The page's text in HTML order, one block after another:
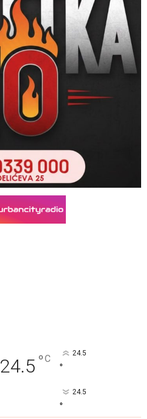
24.5 °C 24.5
°
24.5
°